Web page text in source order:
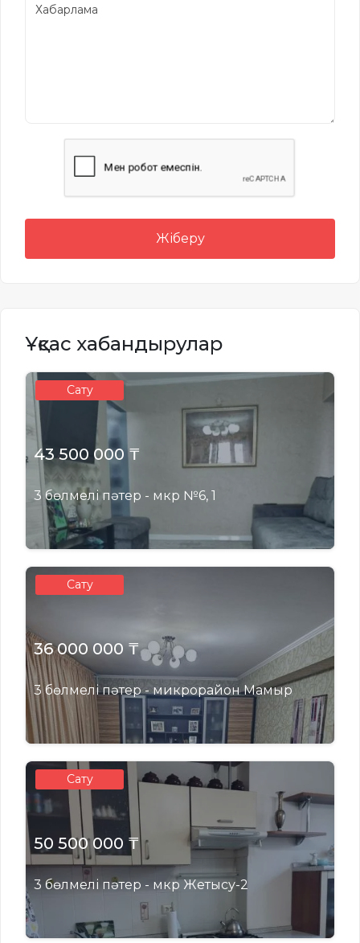
Жіберу
Ұқсас хабандырулар
Сату
43 500 000 ₸
3 бөлмелі пәтер - мкр №6, 1
Сату
36 000 000 ₸
3 бөлмелі пәтер - микрорайон Мамыр
Сату
50 500 000 ₸
3 бөлмелі пәтер - мкр Жетысу-2